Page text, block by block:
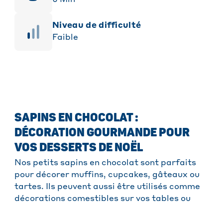
niveau de difficulté
Faible
SAPINS EN CHOCOLAT :
DÉCORATION GOURMANDE POUR
VOS DESSERTS DE NOËL
Nos petits sapins en chocolat sont parfaits
pour décorer muffins, cupcakes, gâteaux ou
tartes. Ils peuvent aussi être utilisés comme
décorations comestibles sur vos tables ou